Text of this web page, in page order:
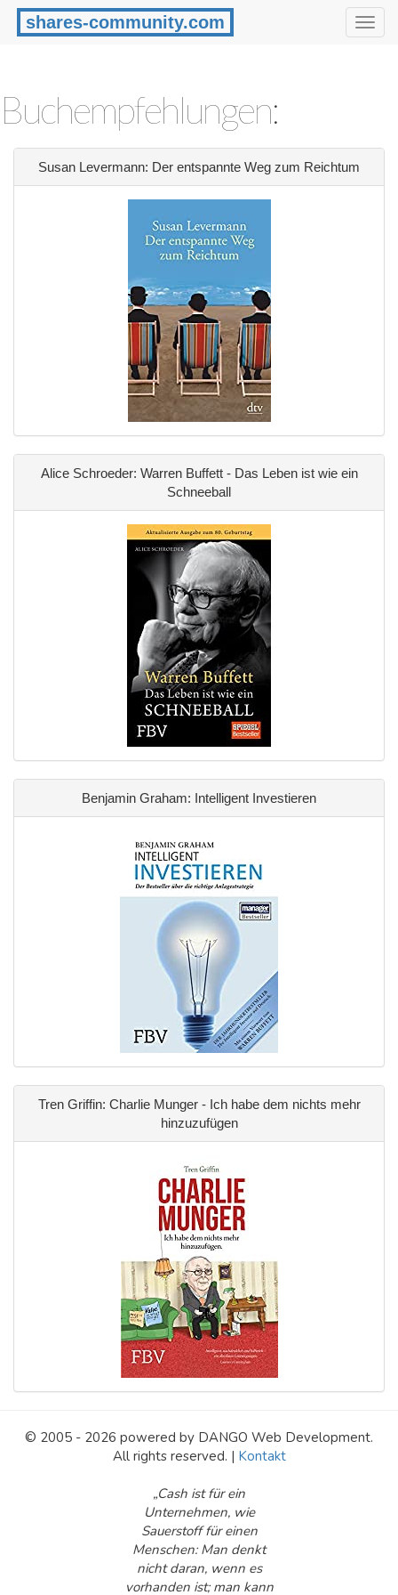
shares-community.com
Buchempfehlungen:
Susan Levermann: Der entspannte Weg zum Reichtum
Alice Schroeder: Warren Buffett - Das Leben ist wie ein
Schneeball
Benjamin Graham: Intelligent Investieren
Tren Griffin: Charlie Munger - Ich habe dem nichts mehr
hinzuzufügen
© 2005 - 2026 powered by DANGO Web Development.
All rights reserved. | Kontakt
„Cash ist für ein
Unternehmen, wie
Sauerstoff für einen
Menschen: Man denkt
nicht daran, wenn es
vorhanden ist; man kann